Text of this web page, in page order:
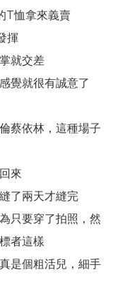
T恤拿來義賣
揮
就交差
覺就很有誠意了
蔡依林，這種場子
來
了兩天才縫完
只要穿了拍照，然
者這樣
是個粗活兒，細手